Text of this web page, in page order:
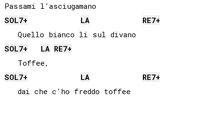
SOL7+ LA RE7+
SOL7+ LA RE7+
SOL7+ LA RE7+
   dai che c'ho freddo toffee